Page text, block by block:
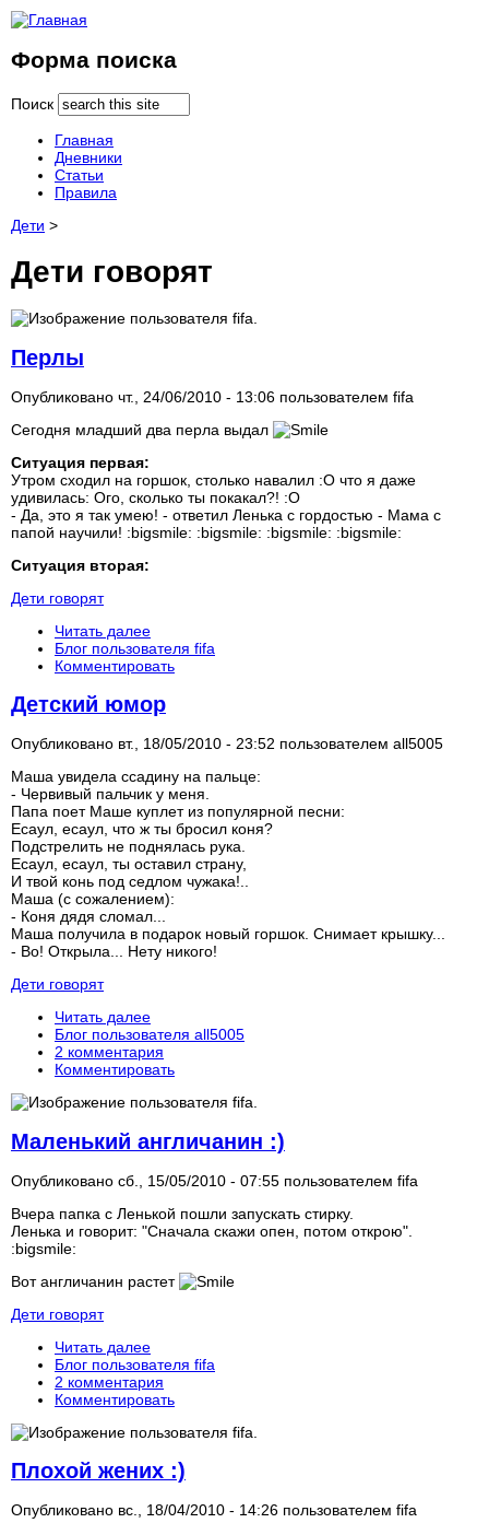
Форма поиска
Поиск
Главная
Дневники
Статьи
Правила
Дети >
Дети говорят
Перлы
Опубликовано чт., 24/06/2010 - 13:06 пользователем fifa
Сегодня младший два перла выдал
Ситуация первая:
Утром сходил на горшок, столько навалил :O что я даже
удивилась: Ого, сколько ты покакал?! :O
- Да, это я так умею! - ответил Ленька с гордостью - Мама с
папой научили! :bigsmile: :bigsmile: :bigsmile: :bigsmile:
Ситуация вторая:
Дети говорят
Читать далее
Блог пользователя fifa
Комментировать
Детский юмор
Опубликовано вт., 18/05/2010 - 23:52 пользователем all5005
Маша увидела ссадину на пальце:
- Червивый пальчик у меня.
Папа поет Маше куплет из популярной песни:
Есаул, есаул, что ж ты бросил коня?
Подстрелить не поднялась рука.
Есаул, есаул, ты оставил страну,
И твой конь под седлом чужака!..
Маша (с сожалением):
- Коня дядя сломал...
Маша получила в подарок новый горшок. Снимает крышку...
- Во! Открыла... Нету никого!
Дети говорят
Читать далее
Блог пользователя all5005
2 комментария
Комментировать
Маленький англичанин :)
Опубликовано сб., 15/05/2010 - 07:55 пользователем fifa
Вчера папка с Ленькой пошли запускать стирку.
Ленька и говорит: "Сначала скажи опен, потом открою".
:bigsmile:
Вот англичанин растет
Дети говорят
Читать далее
Блог пользователя fifa
2 комментария
Комментировать
Плохой жених :)
Опубликовано вс., 18/04/2010 - 14:26 пользователем fifa